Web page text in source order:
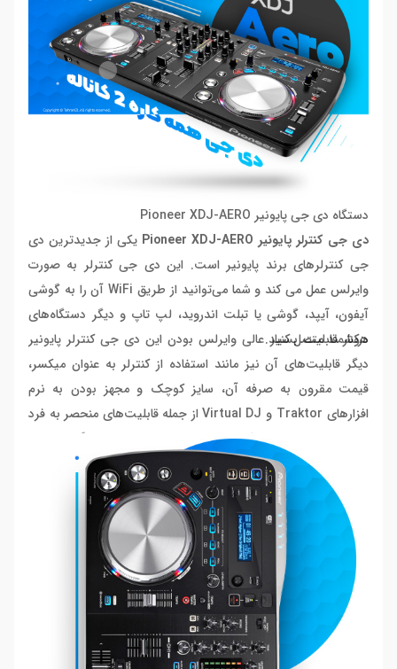
دستگاه دی جی پایونیر Pioneer XDJ-AERO
دی جی کنترلر پایونیر Pioneer XDJ-AERO
یکی از جدیدترین دی
جی کنترلرهای برند پایونیر است. این دی جی کنترلر به صورت
وایرلس عمل می کند و شما می‌توانید از طریق WiFi آن را به گوشی
آیفون، آیپد، گوشی یا تبلت اندروید، لپ تاپ و دیگر دستگاه‌های
هوشمند متصل کنید.
درکنار قابلیت بسیار عالی وایرلس بودن این دی جی کنترلر پایونیر
دیگر قابلیت‌های آن نیز مانند استفاده از کنترلر به عنوان میکسر،
قیمت مقرون به صرفه آن، سایز کوچک و مجهز بودن به نرم
افزارهای Traktor و Virtual DJ از جمله قابلیت‌های منحصر به فرد
و محبوب این دی جی کنترلر است. از این رو ما تصمیم گرفته‌ایم در
این مقاله به جزئیات بیشتری از قابلیت‌های این کنترلر بپردازیم.